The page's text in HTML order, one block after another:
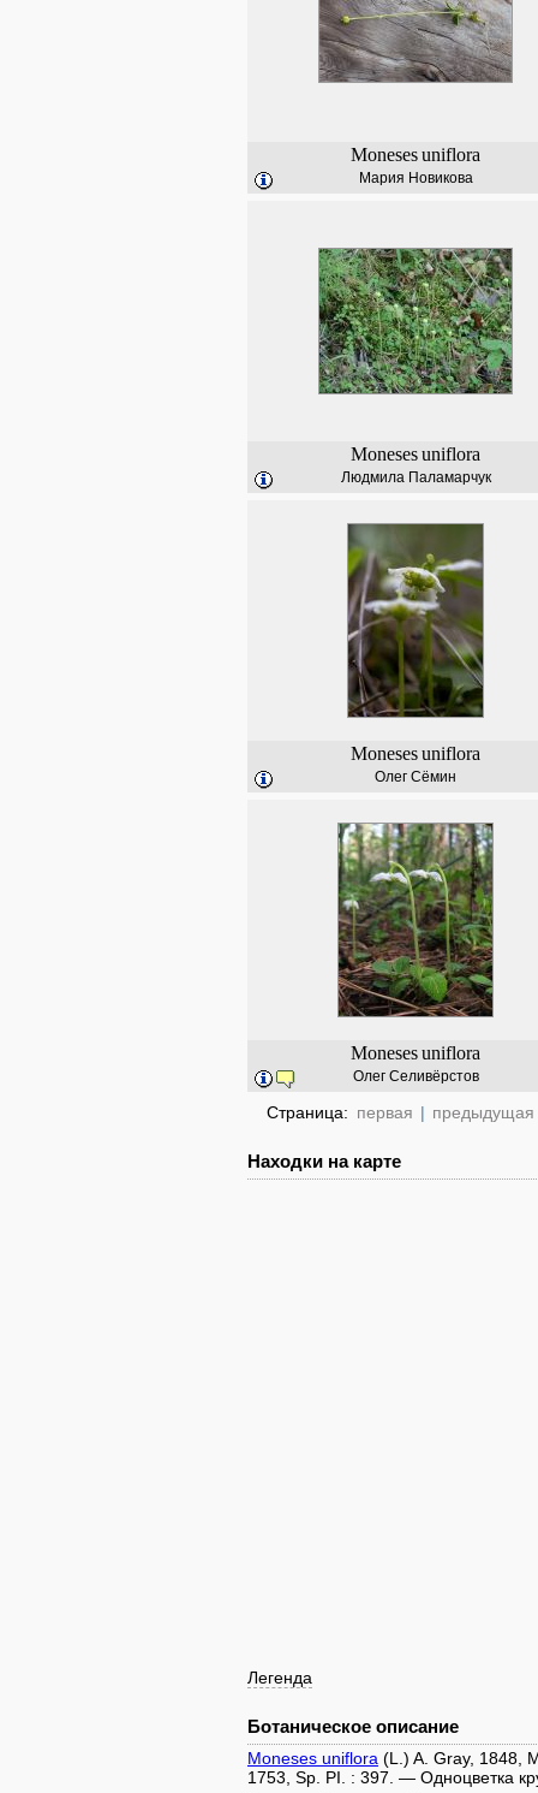
Monesesuniflora
Мария Новикова
Monesesuniflora
Людмила Паламарчук
Monesesuniflora
Олег Сёмин
Monesesuniflora
Олег Селивёрстов
Страница: первая | предыдущая
Находки на карте
Легенда
Ботаническое описание
Moneses uniflora (L.) A. Gray, 1848,
1753, Sp. PI. : 397. — Одноцветка